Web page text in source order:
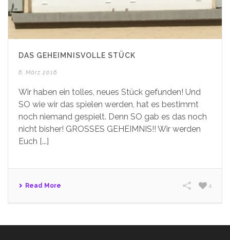
DAS GEHEIMNISVOLLE STÜCK
6. März 2016
Wir haben ein tolles, neues Stück gefunden! Und
SO wie wir das spielen werden, hat es bestimmt
noch niemand gespielt. Denn SO gab es das noch
nicht bisher! GROSSES GEHEIMNIS!! Wir werden
Euch [...]
Read More 4